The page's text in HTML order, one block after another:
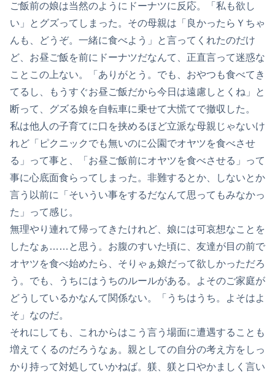
ご飯前の娘は当然のようにドーナツに反応。「私も欲し
い」とグズってしまった。その母親は「良かったらＹちゃ
んも、どうぞ。一緒に食べよう」と言ってくれたのだけ
ど、お昼ご飯を前にドーナツだなんて、正直言って迷惑な
ことこの上ない。「ありがとう。でも、おやつも食べてき
てるし、もうすぐお昼ご飯だから今日は遠慮しとくね」と
断って、グズる娘を自転車に乗せて大慌てで撤収した。
私は他人の子育てに口を挟めるほど立派な母親じゃないけ
れど「ピクニックでも無いのに公園でオヤツを食べさせ
る」って事と、「お昼ご飯前にオヤツを食べさせる」って
事に心底面食らってしまった。非難するとか、しないとか
言う以前に「そいうい事をするだなんて思ってもみなかっ
た」って感じ。
無理やり連れて帰ってきたけれど、娘には可哀想なことを
したなぁ……と思う。お腹のすいた頃に、友達が目の前で
オヤツを食べ始めたら、そりゃぁ娘だって欲しかっただろ
う。でも、うちにはうちのルールがある。よそのご家庭が
どうしているかなんて関係ない。「うちはうち。よそはよ
そ」なのだ。
それにしても、これからはこう言う場面に遭遇することも
増えてくるのだろうなぁ。親としての自分の考え方をしっ
かり持って対処していかねば。躾、躾と口やかましく言い